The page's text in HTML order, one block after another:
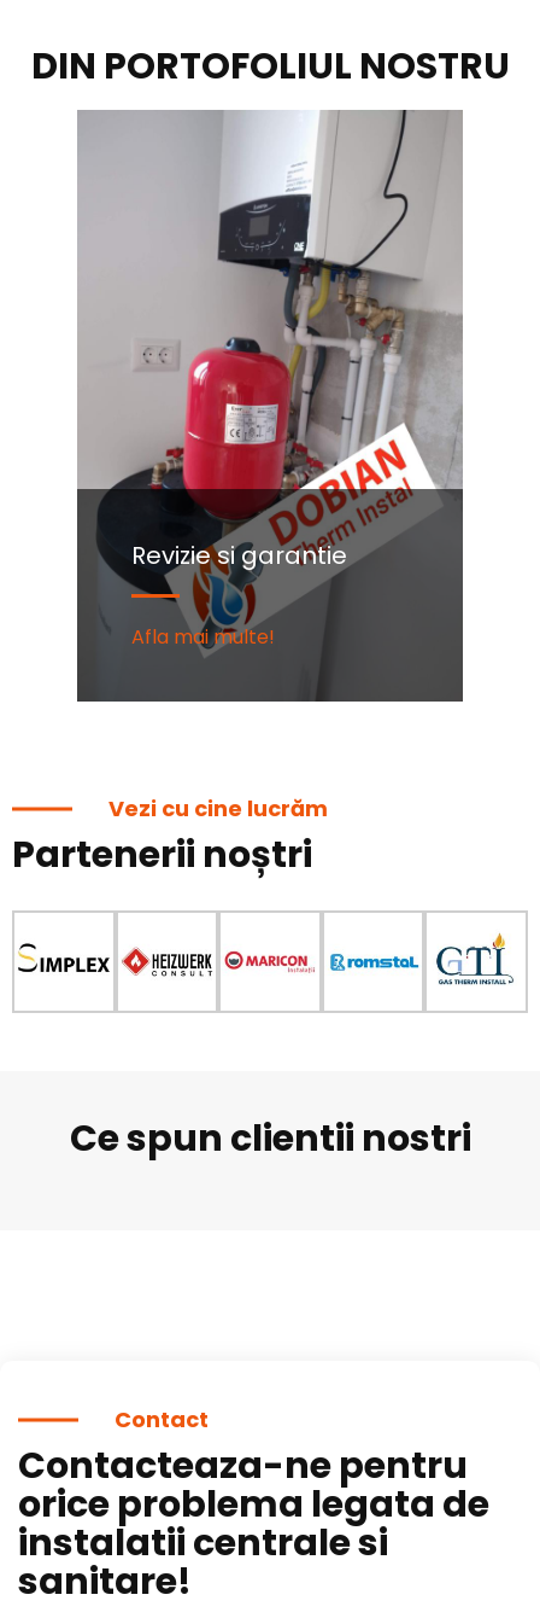
DIN PORTOFOLIUL NOSTRU
Revizie si garantie
Afla mai multe!
Vezi cu cine lucrăm
Partenerii noștri
Ce spun clientii nostri
Contact
Contacteaza-ne pentru
orice problema legata de
instalatii centrale si
sanitare!